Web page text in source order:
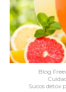
Blog
Sucos detox